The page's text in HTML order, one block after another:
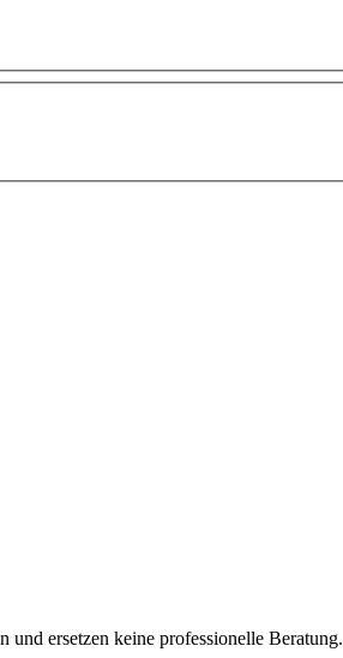
ersetzen keine professionelle Beratung.